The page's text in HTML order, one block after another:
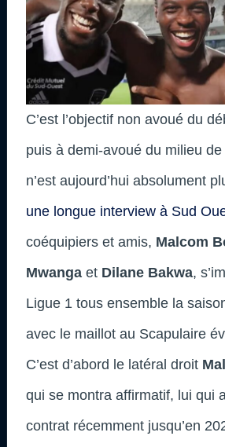
C’est l’objectif non avoué du
puis à demi-avoué du milieu
n’est aujourd’hui absolument
une longue interview à Sud
coéquipiers et amis, Malcom
Mwanga et Dilane Bakwa,
Ligue 1 tous ensemble la
avec le maillot au Scapulaire
C’est d’abord le latéral droit
qui se montra affirmatif, lui qui
contrat récemment jusqu’en